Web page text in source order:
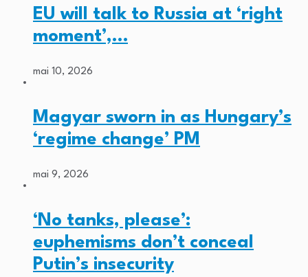
EU will talk to Russia at ‘right
moment’,…
mai 10, 2026
Magyar sworn in as Hungary’s
‘regime change’ PM
mai 9, 2026
‘No tanks, please’:
euphemisms don’t conceal
Putin’s insecurity